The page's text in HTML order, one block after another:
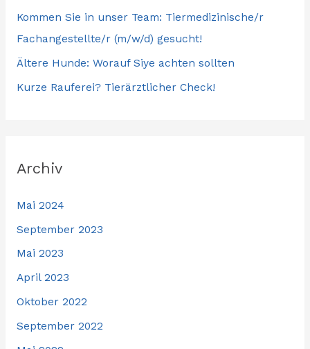
Kommen Sie in unser Team: Tiermedizinische/r
Fachangestellte/r (m/w/d) gesucht!
Ältere Hunde: Worauf Siye achten sollten
Kurze Rauferei? Tierärztlicher Check!
Archiv
Mai 2024
September 2023
Mai 2023
April 2023
Oktober 2022
September 2022